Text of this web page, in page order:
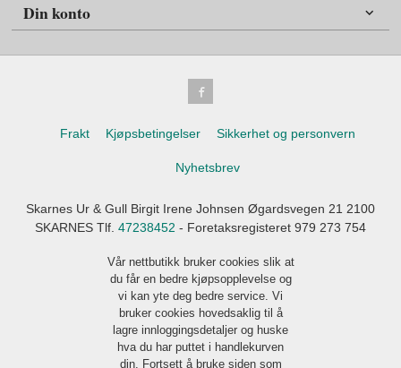
Din konto
Frakt Kjøpsbetingelser Sikkerhet og personvern
Nyhetsbrev
Skarnes Ur & Gull Birgit Irene Johnsen Øgardsvegen 21 2100
SKARNES Tlf. 47238452 - Foretaksregisteret 979 273 754
Vår nettbutikk bruker cookies slik at
du får en bedre kjøpsopplevelse og
vi kan yte deg bedre service. Vi
bruker cookies hovedsaklig til å
lagre innloggingsdetaljer og huske
hva du har puttet i handlekurven
din. Fortsett å bruke siden som